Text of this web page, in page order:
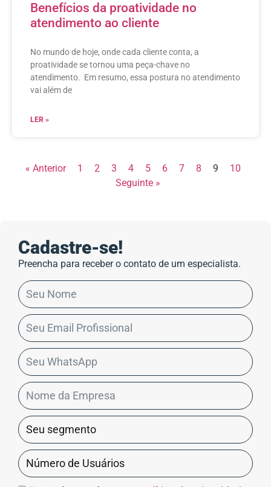
Benefícios da proatividade no
atendimento ao cliente
No mundo de hoje, onde cada cliente conta, a
proatividade se tornou uma peça-chave no
atendimento. Em resumo, essa postura no atendimento
vai além de
LER »
« Anterior 1 2 3 4 5 6 7 8 9
10
Seguinte »
Cadastre-se!
Preencha para receber o contato de um especialista.